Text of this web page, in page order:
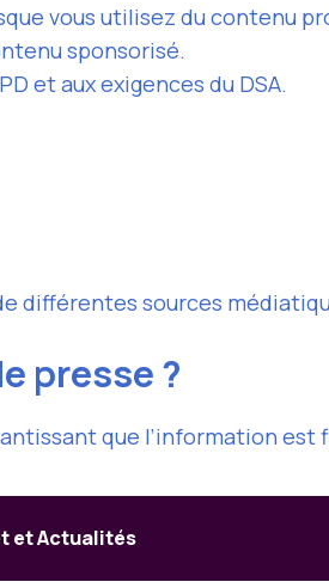
vous utilisez du contenu
sponsorisé.
et aux exigences du DSA.
différentes sources
presse ?
que l’information est
et Actualités